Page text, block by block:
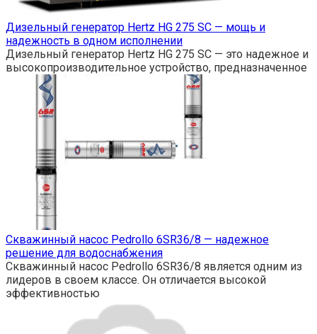
Дизельный генератор Hertz HG 275 SC — мощь и
надежность в одном исполнении
Дизельный генератор Hertz HG 275 SC — это надежное и
высокопроизводительное устройство, предназначенное
Скважинный насос Pedrollo 6SR36/8 — надежное
решение для водоснабжения
Скважинный насос Pedrollo 6SR36/8 является одним из
лидеров в своем классе. Он отличается высокой
эффективностью